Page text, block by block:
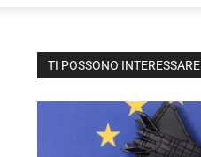
TI POSSONO INTERESSARE